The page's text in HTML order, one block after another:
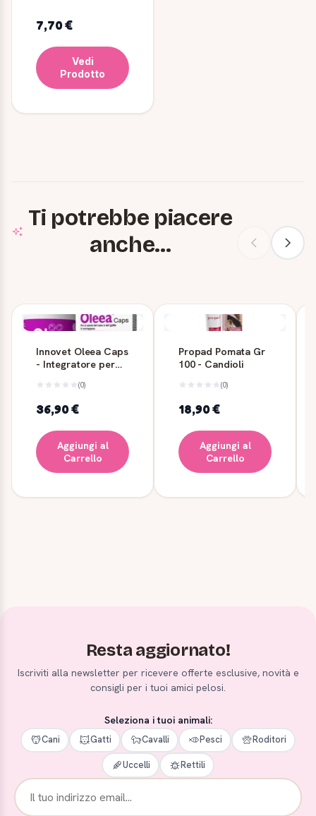
7,70 €
Vedi
Prodotto
Ti potrebbe piacere
anche...
Innovet Oleea Caps
- Integratore per
(0)
36,90 €
Aggiungi al
Carrello
Propad Pomata Gr
100 - Candioli
(0)
18,90 €
Aggiungi al
Carrello
Resta aggiornato!
Iscriviti alla newsletter per ricevere offerte esclusive, novità e
consigli per i tuoi amici pelosi.
Seleziona i tuoi animali:
Cani Gatti Cavalli Pesci Roditori
Uccelli Rettili